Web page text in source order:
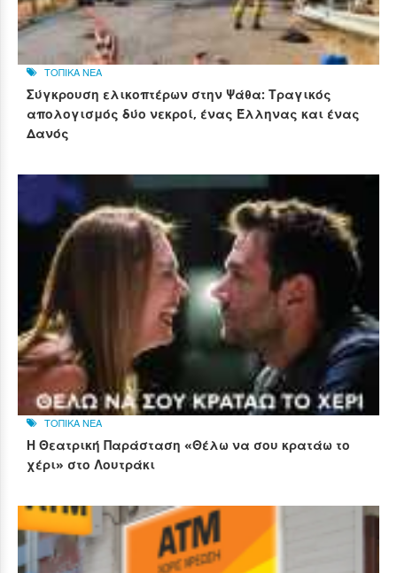
ΤΟΠΙΚΑ ΝΕΑ
Σύγκρουση ελικοπτέρων στην Ψάθα: Τραγικός
απολογισμός δύο νεκροί, ένας Έλληνας και ένας
Δανός
ΤΟΠΙΚΑ ΝΕΑ
Η Θεατρική Παράσταση «Θέλω να σου κρατάω το
χέρι» στο Λουτράκι